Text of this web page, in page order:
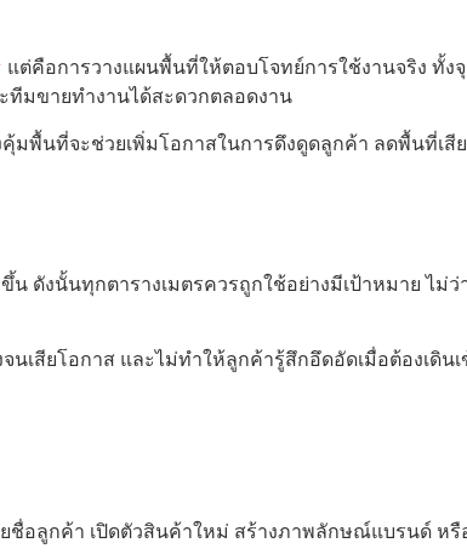
แต่คือการวางแผนพื้นที่ให้ตอบโจทย์การใช้งานจริง ทั้
ทีมขายทำงานได้สะดวกตลอดงาน
คุ้มพื้นที่จะช่วยเพิ่มโอกาสในการดึงดูดลูกค้า ลดพื้นที่เ
ดังนั้นทุกตารางเมตรควรถูกใช้อย่างมีเป้าหมาย ไม่
นเสียโอกาส และไม่ทำให้ลูกค้ารู้สึกอึดอัดเมื่อต้องเดิน
ชื่อลูกค้า เปิดตัวสินค้าใหม่ สร้างภาพลักษณ์แบรนด์ หรื